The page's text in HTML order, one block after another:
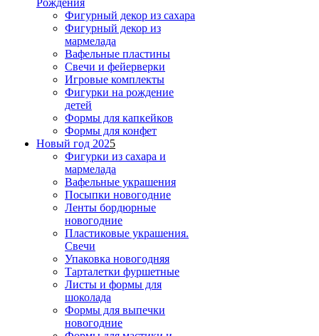
Фигурный декор из сахара
Фигурный декор из
мармелада
Вафельные пластины
Свечи и фейерверки
Игровые комплекты
Фигурки на рождение
детей
Формы для капкейков
Формы для конфет
Новый год 2025
Фигурки из сахара и
мармелада
Вафельные украшения
Посыпки новогодние
Ленты бордюрные
новогодние
Пластиковые украшения.
Свечи
Упаковка новогодняя
Тарталетки фуршетные
Листы и формы для
шоколада
Формы для выпечки
новогодние